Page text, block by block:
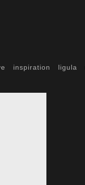
inspiration ligula